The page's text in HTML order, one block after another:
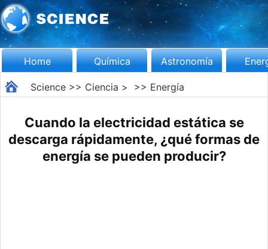
Home Química Astronomía
Science>> Ciencia > >> Energía
Cuando la electricidad estática se
descarga rápidamente, ¿qué formas de
energía se pueden producir?